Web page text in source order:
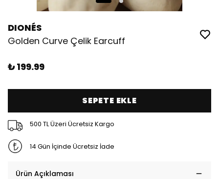
DIONÉS
Golden Curve Çelik Earcuff
₺ 199.99
SEPETE EKLE
500 TL Üzeri Ücretsiz Kargo
14 Gün İçinde Ücretsiz İade
Ürün Açıklaması